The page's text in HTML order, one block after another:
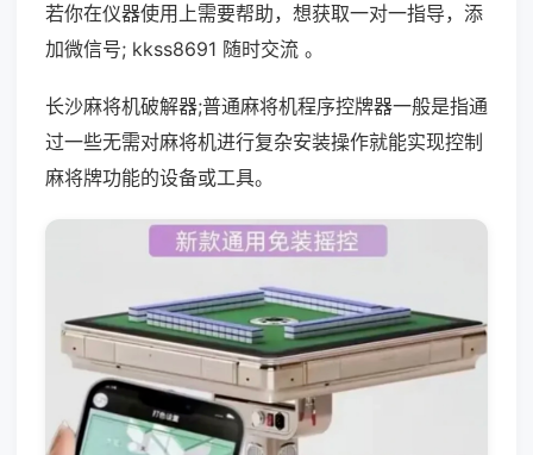
若你在仪器使用上需要帮助，想获取一对一指导，添
加微信号; kkss8691 随时交流 。
长沙麻将机破解器;普通麻将机程序控牌器一般是指通
过一些无需对麻将机进行复杂安装操作就能实现控制
麻将牌功能的设备或工具。